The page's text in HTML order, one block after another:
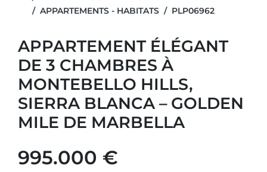
APPARTEMENTS - HABITATS
PLP06962
APPARTEMENT ÉLÉGANT
DE 3 CHAMBRES À
MONTEBELLO HILLS,
SIERRA BLANCA – GOLDEN
MILE DE MARBELLA
995.000 €